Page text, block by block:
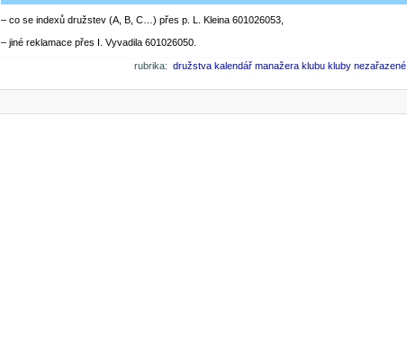
– co se indexů družstev (A, B, C…) přes p. L. Kleina 601026053,
– jiné reklamace přes I. Vyvadila 601026050.
rubrika: družstva kalendář manažera klubu kluby nezařazené